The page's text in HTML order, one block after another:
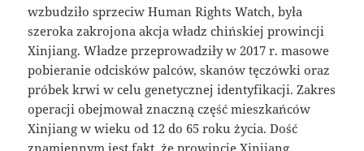
wzbudziło sprzeciw Human Rights Watch, była
szeroka zakrojona akcja władz chińskiej prowincji
Xinjiang. Władze przeprowadziły w 2017 r. masowe
pobieranie odcisków palców, skanów tęczówki oraz
próbek krwi w celu genetycznej identyfikacji. Zakres
operacji obejmował znaczną część mieszkańców
Xinjiang w wieku od 12 do 65 roku życia. Dość
znamiennym jest fakt, że prowincję Xinjiang